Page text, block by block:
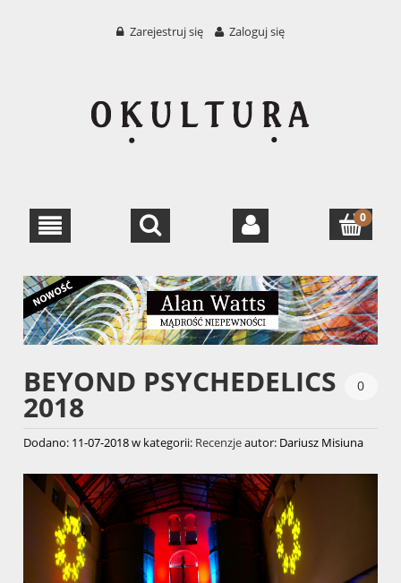
Zarejestruj się Zaloguj się
BEYOND PSYCHEDELICS
2018
0
Dodano: 11-07-2018w kategorii: Recenzjeautor: Dariusz Misiuna